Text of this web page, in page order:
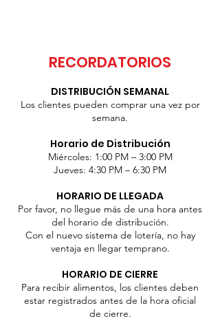
RECORDATORIOS
DISTRIBUCIÓN SEMANAL
Los clientes pueden comprar una vez por
semana.
Horario de Distribución
Miércoles: 1:00 PM – 3:00 PM
Jueves: 4:30 PM – 6:30 PM
HORARIO DE LLEGADA
Por favor, no llegue más de una hora antes
del horario de distribución.
Con el nuevo sistema de lotería, no hay
ventaja en llegar temprano.
HORARIO DE CIERRE
Para recibir alimentos, los clientes deben
estar registrados antes de la hora oficial
de cierre.